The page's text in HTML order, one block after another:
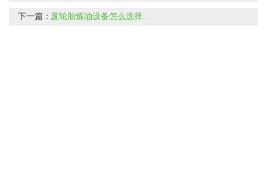
下一篇： 废轮胎炼油设备怎么选择...